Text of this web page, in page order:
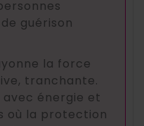
guérison
la force
tranchante.
avec énergie et
où la protection